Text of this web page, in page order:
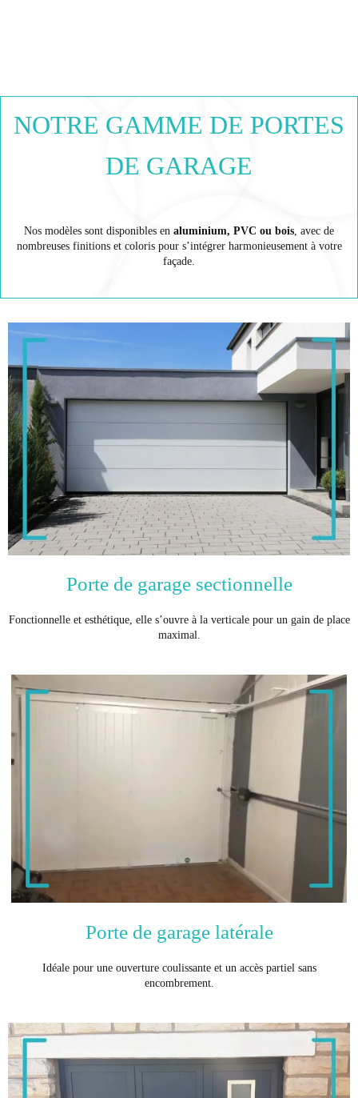
NOTRE GAMME DE PORTES
DE GARAGE
Nos modèles sont disponibles en aluminium, PVC ou bois , avec de
nombreuses finitions et coloris pour s’intégrer harmonieusement à votre
façade.
Porte de garage sectionnelle
Fonctionnelle et esthétique, elle s’ouvre à la verticale pour un gain de place
maximal.
Porte de garage latérale
Idéale pour une ouverture coulissante et un accès partiel sans
encombrement.